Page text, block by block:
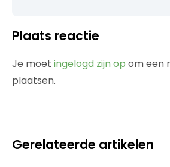
Plaats reactie
Je moet ingelogd zijn op om een
plaatsen.
Gerelateerde artikelen